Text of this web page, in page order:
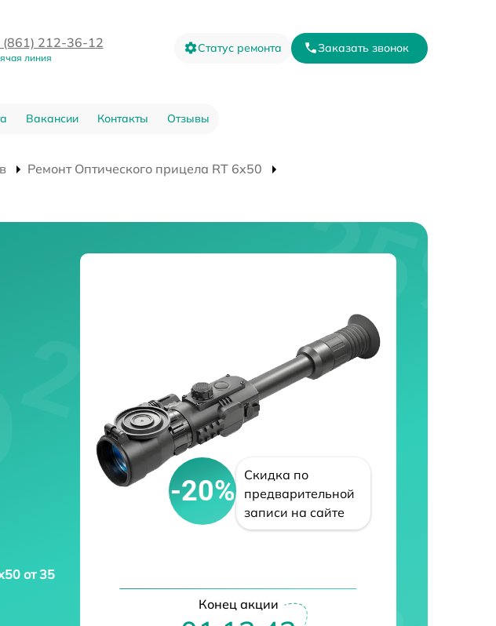
(861) 212-36-12
линия
Статус ремонта Заказать звонок
Вакансии Контакты Отзывы
Ремонт Оптического прицела RT 6x50
от 35
-20%
Скидка по
предварительной
записи на сайте
Конец акции